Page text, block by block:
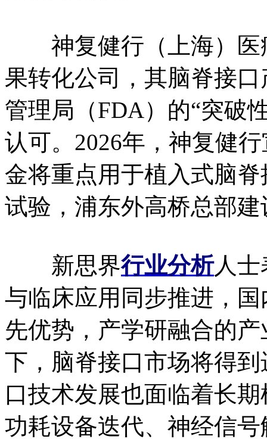
神复健行（上海）医
果转化公司，其脑脊接
管理局（FDA）的“突破
认可。2026年，神复健
金将重点用于植入式脑
试验，浦东外高桥总部
新思界行业分析人士
与临床应用同步推进，
先优势，产学研融合的
下，脑脊接口市场将得
口技术发展也面临着长
功耗设备迭代、神经信